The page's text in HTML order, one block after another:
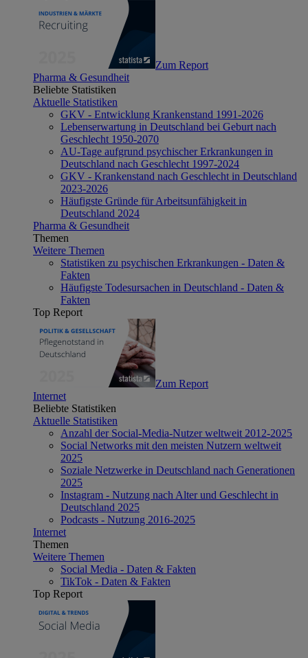
Zum Report
Pharma & Gesundheit
Beliebte Statistiken
Aktuelle Statistiken
GKV - Entwicklung Krankenstand 1991-2026
Lebenserwartung in Deutschland bei Geburt nach
Geschlecht 1950-2070
AU-Tage aufgrund psychischer Erkrankungen in
Deutschland nach Geschlecht 1997-2024
GKV - Krankenstand nach Geschlecht in Deutschland
2023-2026
Häufigste Gründe für Arbeitsunfähigkeit in
Deutschland 2024
Pharma & Gesundheit
Themen
Weitere Themen
Statistiken zu psychischen Erkrankungen - Daten &
Fakten
Häufigste Todesursachen in Deutschland - Daten &
Fakten
Top Report
Zum Report
Internet
Beliebte Statistiken
Aktuelle Statistiken
Anzahl der Social-Media-Nutzer weltweit 2012-2025
Social Networks mit den meisten Nutzern weltweit
2025
Soziale Netzwerke in Deutschland nach Generationen
2025
Instagram - Nutzung nach Alter und Geschlecht in
Deutschland 2025
Podcasts - Nutzung 2016-2025
Internet
Themen
Weitere Themen
Social Media - Daten & Fakten
TikTok - Daten & Fakten
Top Report